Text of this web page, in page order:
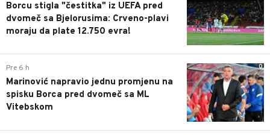
Borcu stigla "čestitka" iz UEFA pred
dvomeč sa Bjelorusima: Crveno-plavi
moraju da plate 12.750 evra!
0
Pre 6 h
Marinović napravio jednu promjenu na
spisku Borca pred dvomeč sa ML
Vitebskom